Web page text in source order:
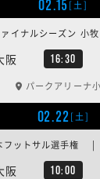
02.15[土]
阪 16:30
ナルシーズン 小牧
パークアリーナ
02.22[土]
阪 10:00
フットサル選手権